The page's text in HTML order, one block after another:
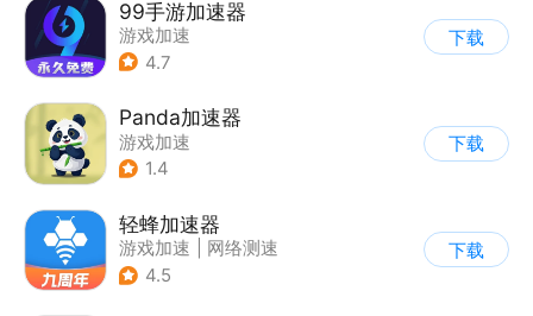
99手游加速器
游戏加速
4.7
下载
Panda加速器
游戏加速
1.4
下载
轻蜂加速器
游戏加速
网络测速
4.5
下载